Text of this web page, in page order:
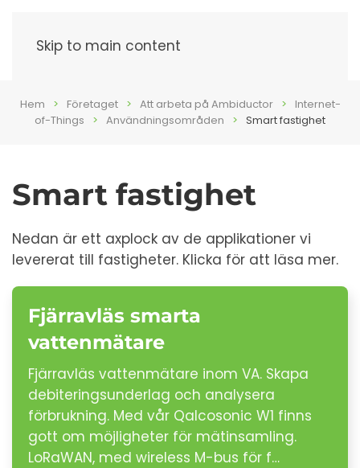
Skip to main content
Hem Företaget Att arbeta på Ambiductor
Internet-
of-Things
Användningsområden Smart fastighet
Smart fastighet
Nedan är ett axplock av de applikationer vi
levererat till fastigheter. Klicka för att läsa mer.
Fjärravläs smarta
vattenmätare
Fjärravläs vattenmätare inom VA. Skapa
debiteringsunderlag och analysera
förbrukning. Med vår Qalcosonic W1 finns
gott om möjligheter för mätinsamling.
LoRaWAN, med wireless M-bus för f…